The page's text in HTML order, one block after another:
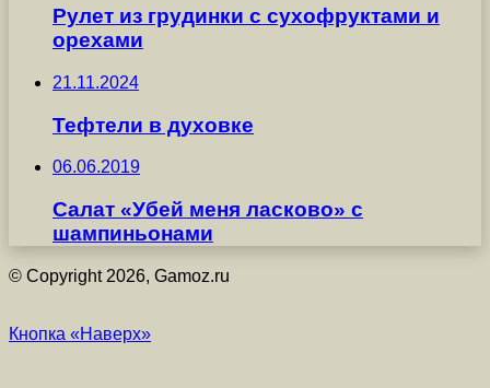
Рулет из грудинки с сухофруктами и
орехами
21.11.2024
Тефтели в духовке
06.06.2019
Салат «Убей меня ласково» с
шампиньонами
© Copyright 2026, Gamoz.ru
Кнопка «Наверх»